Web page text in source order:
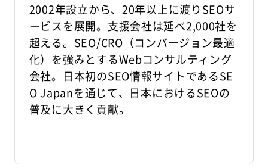
2002年設立から、20年以上に渡りSEOサ
ービスを展開。支援会社は延べ2,000社を
超える。SEO/CRO（コンバージョン最適
化）を強みとするWebコンサルティング
会社。日本初のSEO情報サイトであるSE
O Japanを通じて、日本におけるSEOの
普及に大きく貢献。